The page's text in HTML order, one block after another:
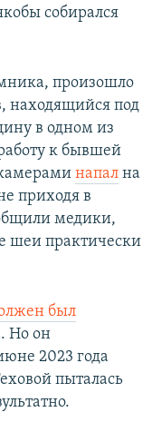
собирался
произошло
находящийся под
в одном из
к бывшей
напал на
приходя в
медики,
шеи практически
был
Но он
2023 года
пыталась